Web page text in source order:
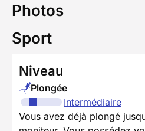
Photos
Sport
Niveau
Plongée
Intermédiaire
Vous avez déjà plongé